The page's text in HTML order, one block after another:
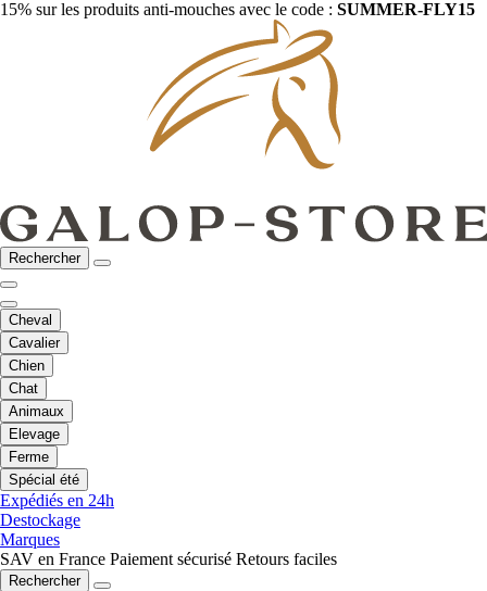
15% sur les produits anti-mouches avec le code : SUMMER-FLY15
Rechercher
Cheval
Cavalier
Chien
Chat
Animaux
Elevage
Ferme
Spécial été
Expédiés en 24h
Destockage
Marques
SAV en France Paiement sécurisé Retours faciles
Rechercher